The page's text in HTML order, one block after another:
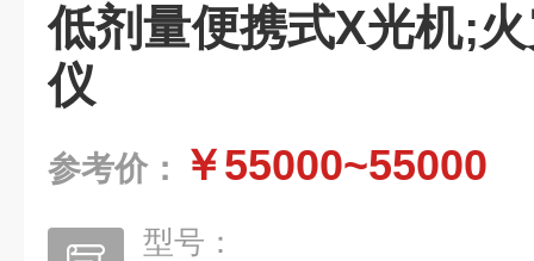
低剂量便携式X光机;
仪
参考价： ￥55000~55000
型号：